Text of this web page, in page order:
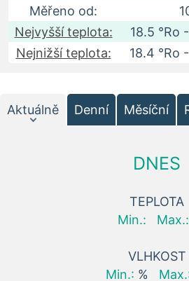
Měřeno od:
Nejvyšší teplota:
18.5 °Ro
Nejnižší teplota:
18.4 °Ro
Aktuálně Denní Měsíční
DNES
TEPLOTA
Min.:
Max.:
VLHKOST
Min.: %